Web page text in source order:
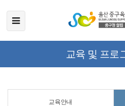
교육 및 프로
교육안내